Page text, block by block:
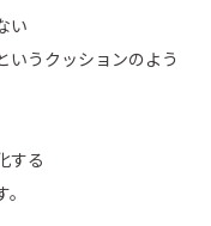
い
うクッションのよう
する